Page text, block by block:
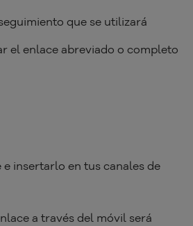
que se utilizará
el enlace abreviado o completo
e insertarlo en tus canales de
a través del móvil será